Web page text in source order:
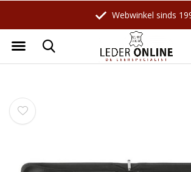
Webwinkel sinds 1998 !